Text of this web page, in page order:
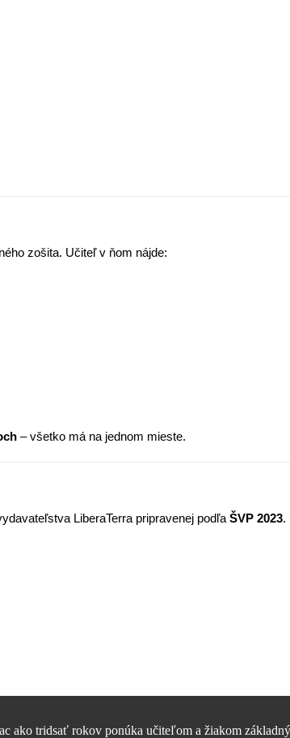
zošita. Učiteľ v ňom nájde:
– všetko má na jednom mieste.
LiberaTerra pripravenej podľa ŠVP 2023.
ako tridsať rokov ponúka učiteľom a žiakom